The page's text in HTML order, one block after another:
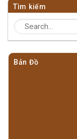
Tìm kiếm
Bản Đồ